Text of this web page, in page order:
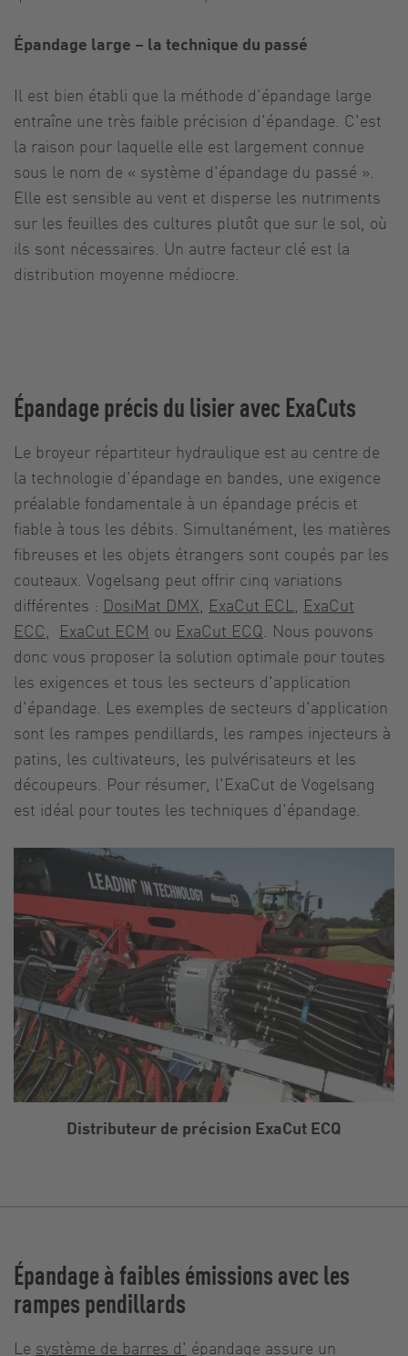
Épandage large – la technique du passé
Il est bien établi que la méthode d'épandage large
entraîne une très faible précision d'épandage. C'est
la raison pour laquelle elle est largement connue
sous le nom de « système d'épandage du passé ».
Elle est sensible au vent et disperse les nutriments
sur les feuilles des cultures plutôt que sur le sol, où
ils sont nécessaires. Un autre facteur clé est la
distribution moyenne médiocre.
Épandage précis du lisier avec ExaCuts
Le broyeur répartiteur hydraulique est au centre de
la technologie d'épandage en bandes, une exigence
préalable fondamentale à un épandage précis et
fiable à tous les débits. Simultanément, les matières
fibreuses et les objets étrangers sont coupés par les
couteaux. Vogelsang peut offrir cinq variations
différentes : DosiMat DMX ExaCut ECL
ExaCut
ECC
ExaCut ECM ou ExaCut ECQ . Nous pouvons
donc vous proposer la solution optimale pour toutes
les exigences et tous les secteurs d'application
d'épandage. Les exemples de secteurs d'application
sont les rampes pendillards, les rampes injecteurs à
patins, les cultivateurs, les pulvérisateurs et les
découpeurs. Pour résumer, l'ExaCut de Vogelsang
est idéal pour toutes les techniques d'épandage.
Distributeur de précision ExaCut ECQ
Épandage à faibles émissions avec les
rampes pendillards
Le système de barres d' épandage assure un